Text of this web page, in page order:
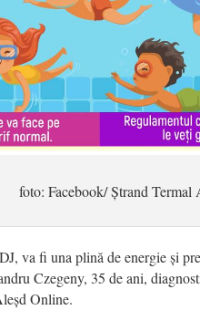
foto: Facebook/ Ștrand Termal
va fi una plină de energie și
Czegeny, 35 de ani,
Online.